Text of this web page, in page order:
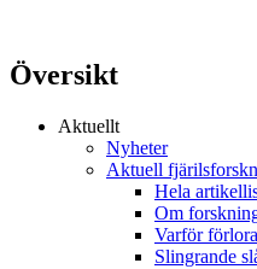
Översikt
Aktuellt
Nyheter
Aktuell
Hela
Om
Varför
Slingrande